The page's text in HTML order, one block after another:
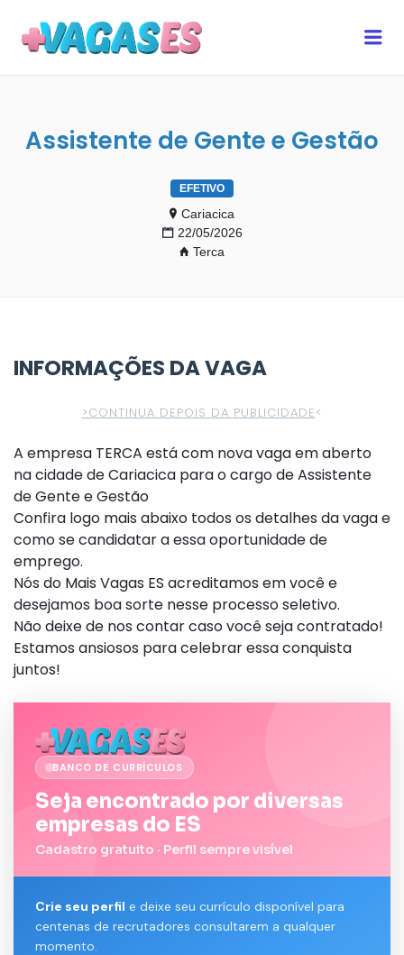
Assistente de Gente e Gestão
EFETIVO
Cariacica
22/05/2026
Terca
INFORMAÇÕES DA VAGA
>CONTINUA DEPOIS DA PUBLICIDADE<
A empresa TERCA está com nova vaga em aberto
na cidade de Cariacica para o cargo de Assistente
de Gente e Gestão
Confira logo mais abaixo todos os detalhes da vaga e
como se candidatar a essa oportunidade de
emprego.
Nós do Mais Vagas ES acreditamos em você e
desejamos boa sorte nesse processo seletivo.
Não deixe de nos contar caso você seja contratado!
Estamos ansiosos para celebrar essa conquista
juntos!
BANCO DE CURRÍCULOS
Seja encontrado por diversas
empresas do ES
Cadastro gratuito · Perfil sempre visível
Crie seu perfil e deixe seu currículo disponível para
centenas de recrutadores consultarem a qualquer
momento.